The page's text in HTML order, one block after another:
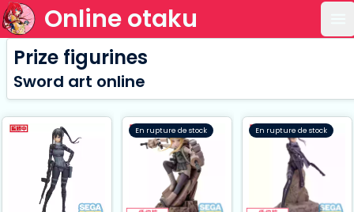
Online otaku
Prize figurines
Sword art online
En rupture de stock En rupture de stock